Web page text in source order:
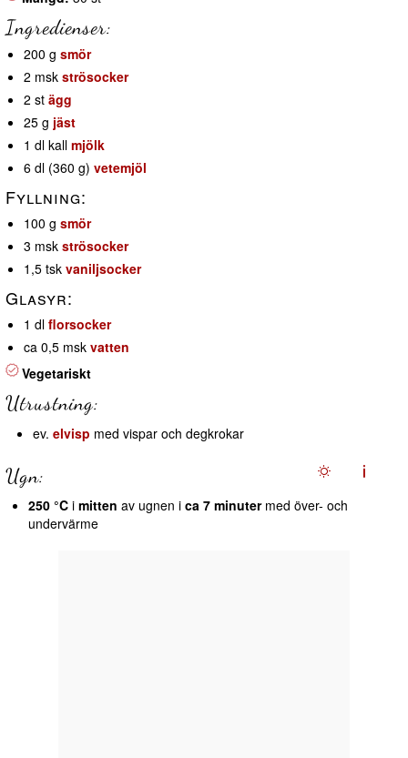
Ingredienser:
200 g smör
2 msk strösocker
2 st ägg
25 g jäst
1 dl kall mjölk
6 dl (360 g) vetemjöl
Fyllning:
100 g smör
3 msk strösocker
1,5 tsk vaniljsocker
Glasyr:
1 dl florsocker
ca 0,5 msk vatten
Vegetariskt
Utrustning:
ev. elvisp med vispar och degkrokar
Ugn:
250 °C i mitten av ugnen i ca 7 minutermed över- och
undervärme